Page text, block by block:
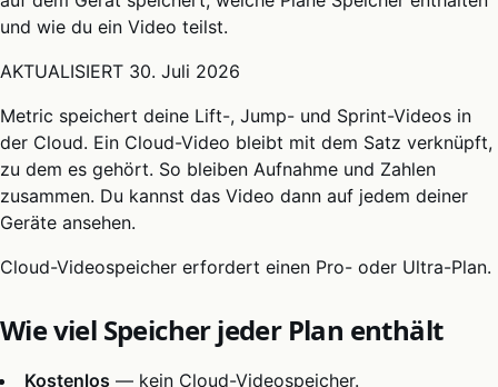
und wie du ein Video teilst.
AKTUALISIERT 30. Juli 2026
Metric speichert deine Lift-, Jump- und Sprint-Videos in
der Cloud. Ein Cloud-Video bleibt mit dem Satz verknüpft,
zu dem es gehört. So bleiben Aufnahme und Zahlen
zusammen. Du kannst das Video dann auf jedem deiner
Geräte ansehen.
Cloud-Videospeicher erfordert einen Pro- oder Ultra-Plan.
Wie viel Speicher jeder Plan enthält
Kostenlos — kein Cloud-Videospeicher.